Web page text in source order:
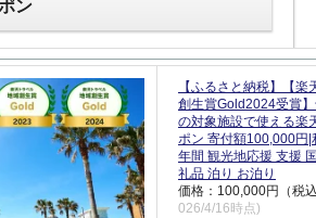
ン
【ふるさと納税】【楽
創生賞Gold2024受賞
の対象施設で使える楽
ポン 寄付額100,000円|
年間 観光地応援 支援
礼品 泊り お泊り
価格：100,000円（税
026/4/16時点)